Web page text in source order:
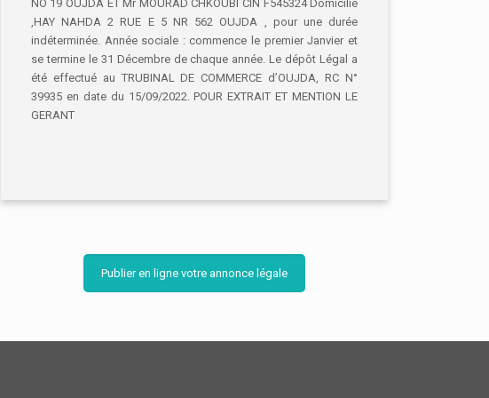
NO 19 OUJDA ET Mr MOURAD CHKOUBI CIN F545324 Domicilié
,HAY NAHDA 2 RUE E 5 NR 562 OUJDA , pour une durée
indéterminée. Année sociale : commence le premier Janvier et
se termine le 31 Décembre de chaque année. Le dépôt Légal a
été effectué au TRUBINAL DE COMMERCE d’OUJDA, RC N°
39935 en date du 15/09/2022. POUR EXTRAIT ET MENTION LE
GERANT
Publier en ligne votre annonce légale